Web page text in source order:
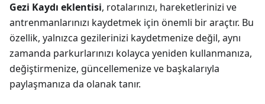
Gezi Kaydı eklentisi, rotalarınızı, hareketlerinizi ve
antrenmanlarınızı kaydetmek için önemli bir araçtır. Bu
özellik, yalnızca gezilerinizi kaydetmenize değil, aynı
zamanda parkurlarınızı kolayca yeniden kullanmanıza,
değiştirmenize, güncellemenize ve başkalarıyla
paylaşmanıza da olanak tanır.